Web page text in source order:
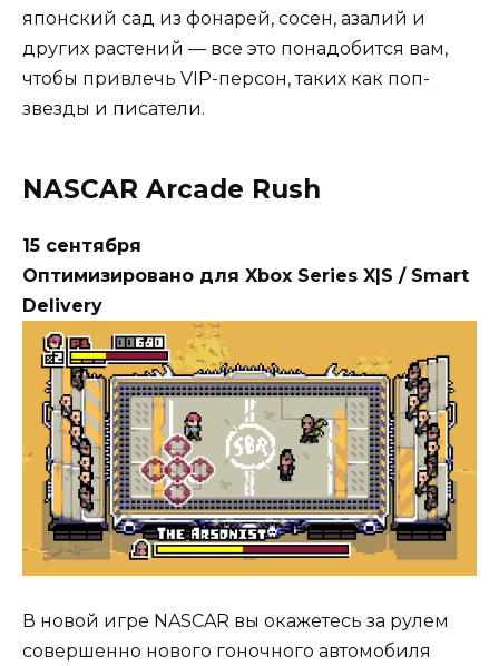
японский сад из фонарей, сосен, азалий и
других растений — все это понадобится вам,
чтобы привлечь VIP-персон, таких как поп-
звезды и писатели.
NASCAR Arcade Rush
15 сентября
Оптимизировано для Xbox Series X|S / Smart
Delivery
В новой игре NASCAR вы окажетесь за рулем
совершенно нового гоночного автомобиля